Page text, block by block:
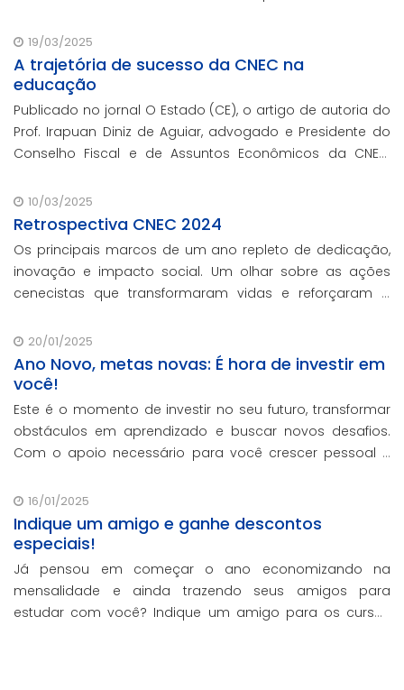
19/03/2025
A trajetória de sucesso da CNEC na
educação
Publicado no jornal O Estado (CE), o artigo de autoria do
Prof. Irapuan Diniz de Aguiar, advogado e Presidente do
Conselho Fiscal e de Assuntos Econômicos da CNEC,
brasileira.
10/03/2025
Retrospectiva CNEC 2024
Os principais marcos de um ano repleto de dedicação,
inovação e impacto social. Um olhar sobre as ações
cenecistas que transformaram vidas e reforçaram o
20/01/2025
Ano Novo, metas novas: É hora de investir em
você!
Este é o momento de investir no seu futuro, transformar
obstáculos em aprendizado e buscar novos desafios.
Com o apoio necessário para você crescer pessoal e
transformar metas em conquistas reais.
16/01/2025
Indique um amigo e ganhe descontos
especiais!
Já pensou em começar o ano economizando na
mensalidade e ainda trazendo seus amigos para
estudar com você? Indique um amigo para os cursos